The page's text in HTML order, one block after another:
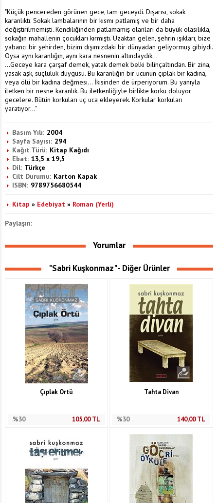
"Küçük pencereden görünen gece, tam geceydi. Dışarısı, sokak
karanlıktı. Sokak lambalarının bir kısmı patlamış ve bir daha
değiştirilmemişti. Kendiliğinden patlamamış olanları da büyük olasılıkla,
sokağın mahallenin çocukları kırmıştı. Uzaktan gelen, şehrin ışıkları, bize
yabancı bir şehirden, bizim dışımızdaki bir dünyadan geliyormuş gibiydi.
Oysa aynı karanlığın, aynı kara nesnenin altındaydık...
...Geceye kara çarşaf demek, yatak demek belki bilinçaltından. Bir zina,
yasak aşk, suçluluk duygusu. Bu karanlığın bir ucunun çıplak bir kadına,
veya ölü bir kadına değmesi... İkisinden de ürperiyorum. Bu yanıyla
iletken bir nesne karanlık. Bu iletkenliğiyle birlikte korku doluyor
gecelere. Bütün korkuları uç uca ekleyerek. Korkular korkuları
yaratıyor..."
Basım Yılı: 2004
Sayfa Sayısı: 294
Kağıt Türü: Kitap Kağıdı
Ebat: 13,5 x 19,5
Dil: Türkçe
Cilt Durumu: Karton Kapak
ISBN: 9789756680544
Kitap » Edebiyat » Roman (Yerli)
Paylaşın:
Yorumlar
"Sabri Kuşkonmaz" - Diğer Ürünler
Çıplak Örtü
%30 105,00TL
Tahta Divan
%30 140,00TL